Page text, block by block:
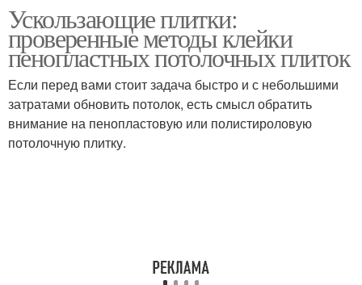
Плитки при клеивании
Ускользающие плитки:
проверенные методы клейки
пенопластных потолочных плиток
Если перед вами стоит задача быстро и с небольшими
затратами обновить потолок, есть смысл обратить
внимание на пенопластовую или полистироловую
потолочную плитку.